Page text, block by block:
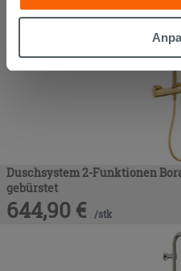
gesammelt haben,
möchten oder Ihre
Zustimmung kann durch
„Cookies akzeptieren“
die Schaltfläche "X" klicken,
nach der Installation der
Duschsystem 2-Funktionen
gebürstet
644,90 € /stk